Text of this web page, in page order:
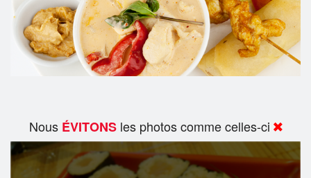
Nous ÉVITONSles photos comme celles-ci